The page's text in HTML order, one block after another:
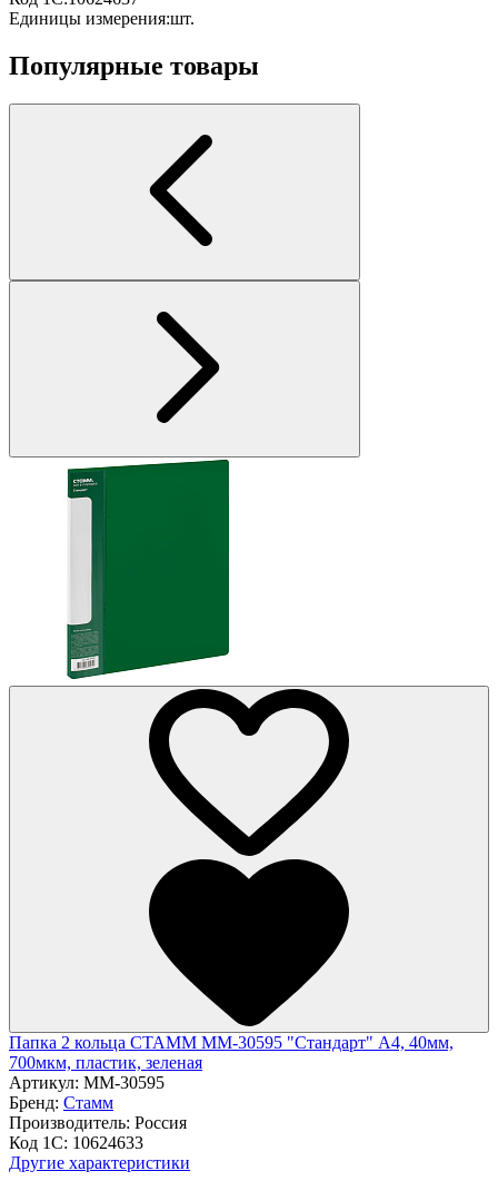
Единицы измерения:шт.
Популярные товары
Папка 2 кольца СТАММ ММ-30595 "Стандарт" А4, 40мм,
700мкм, пластик, зеленая
Артикул: ММ-30595
Бренд: Стамм
Производитель: Россия
Код 1С: 10624633
Другие характеристики